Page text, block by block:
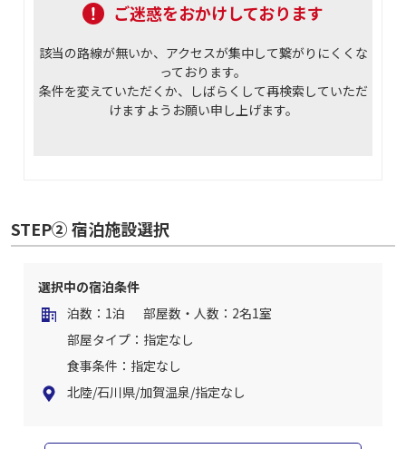
ご迷惑をおかけしております
該当の路線が無いか、アクセスが集中して繋がりにくくな
っております。
条件を変えていただくか、しばらくして再検索していただ
けますようお願い申し上げます。
STEP② 宿泊施設選択
選択中の宿泊条件
泊数：1泊
部屋数・人数：2名1室
部屋タイプ：指定なし
食事条件：指定なし
北陸/石川県/加賀温泉/指定なし